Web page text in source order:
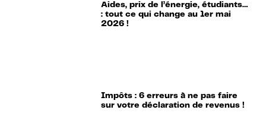
Aides, prix de l’énergie, étudiants…
: tout ce qui change au 1er mai
2026 !
Impôts : 6 erreurs à ne pas faire
sur votre déclaration de revenus !